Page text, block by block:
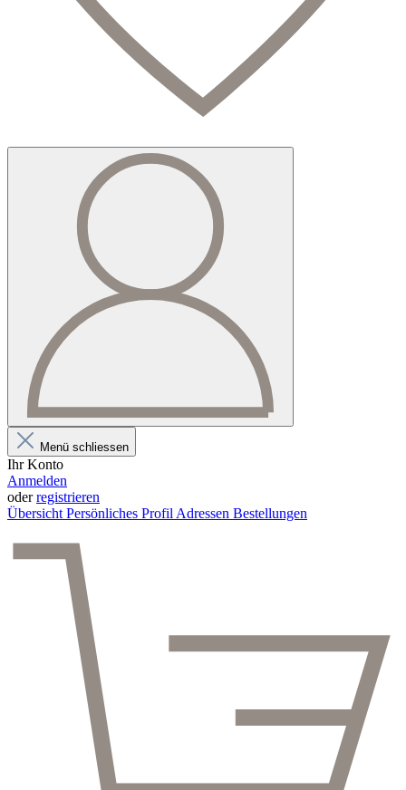
Menü schliessen
Ihr Konto
Anmelden
oderregistrieren
Übersicht Persönliches Profil Adressen Bestellungen